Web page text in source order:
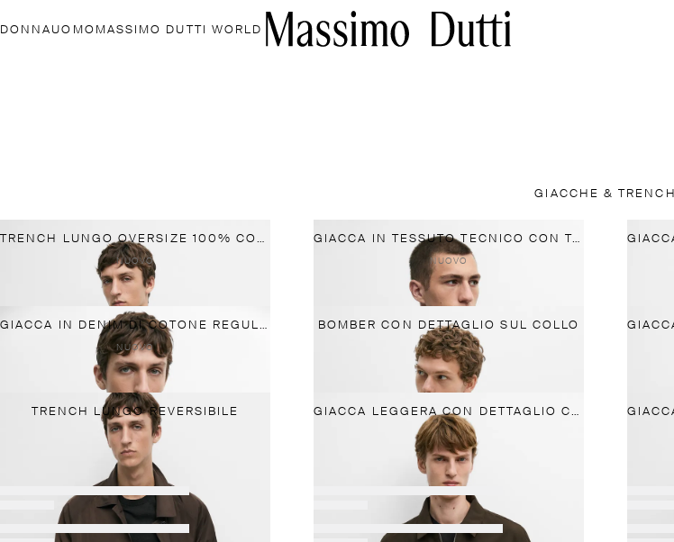
DONNA UOMO MASSIMO DUTTI WORLD
GIACCHE & TRENCH
TRENCH LUNGO OVERSIZE 100% COTONE
NUOVO
GIACCA IN TESSUTO TECNICO CON TASCHE
NUOVO
GIACCA IN DENIM DI COTONE REGULAR FIT
NUOVO
BOMBER CON DETTAGLIO SUL COLLO
TRENCH LUNGO REVERSIBILE GIACCA LEGGERA CON DETTAGLIO COLLO